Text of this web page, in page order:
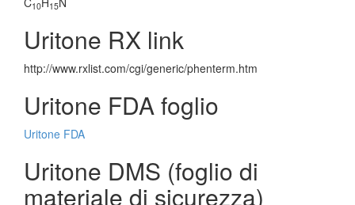
10 15
Uritone RX link
http://www.rxlist.com/cgi/generic/phenterm.htm
Uritone FDA foglio
Uritone FDA
Uritone DMS (foglio di
materiale di sicurezza)